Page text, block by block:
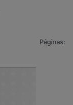
Páginas: